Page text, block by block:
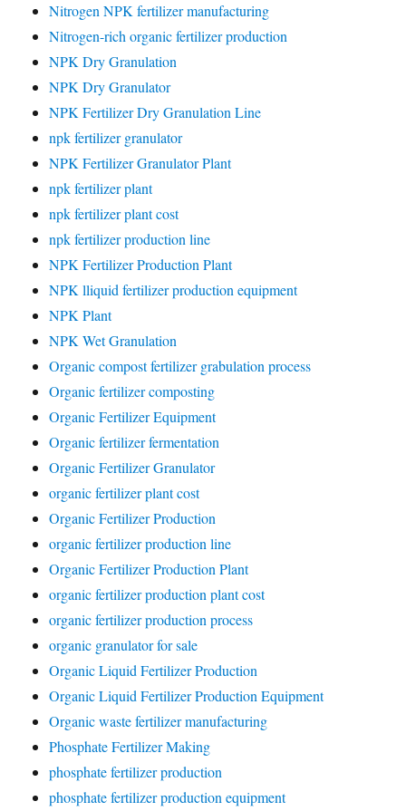
Nitrogen NPK fertilizer manufacturing
Nitrogen-rich organic fertilizer production
NPK Dry Granulation
NPK Dry Granulator
NPK Fertilizer Dry Granulation Line
npk fertilizer granulator
NPK Fertilizer Granulator Plant
npk fertilizer plant
npk fertilizer plant cost
npk fertilizer production line
NPK Fertilizer Production Plant
NPK lliquid fertilizer production equipment
NPK Plant
NPK Wet Granulation
Organic compost fertilizer grabulation process
Organic fertilizer composting
Organic Fertilizer Equipment
Organic fertilizer fermentation
Organic Fertilizer Granulator
organic fertilizer plant cost
Organic Fertilizer Production
organic fertilizer production line
Organic Fertilizer Production Plant
organic fertilizer production plant cost
organic fertilizer production process
organic granulator for sale
Organic Liquid Fertilizer Production
Organic Liquid Fertilizer Production Equipment
Organic waste fertilizer manufacturing
Phosphate Fertilizer Making
phosphate fertilizer production
phosphate fertilizer production equipment